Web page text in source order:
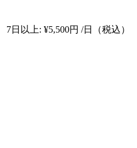
7日以上: ¥5,500円 /日（税込）